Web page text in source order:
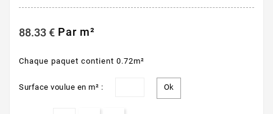
88.33 € Par m²
Chaque paquet contient 0.72m²
Surface voulue en m² :